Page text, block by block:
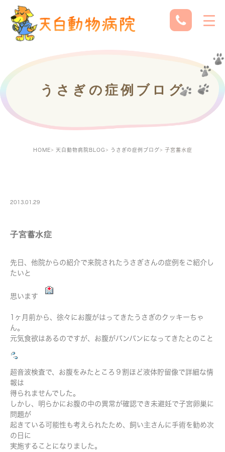
うさぎの症例ブログ
HOME 天白動物病院BLOG うさぎの症例ブログ 子宮蓄水症
2013.01.29
子宮蓄水症
先日、他院からの紹介で来院されたうさぎさんの症例をご紹介し
たいと
思います
1ヶ月前から、徐々にお腹がはってきたうさぎのクッキーちゃ
ん。
元気食欲はあるのですが、お腹がパンパンになってきたとのこと
超音波検査で、お腹をみたところ９割ほど液体貯留像で詳細な情
報は
得られませんでした。
しかし、明らかにお腹の中の異常が確認でき未避妊で子宮卵巣に
問題が
起きている可能性も考えられたため、飼い主さんに手術を勧め次
の日に
実施することになりました。